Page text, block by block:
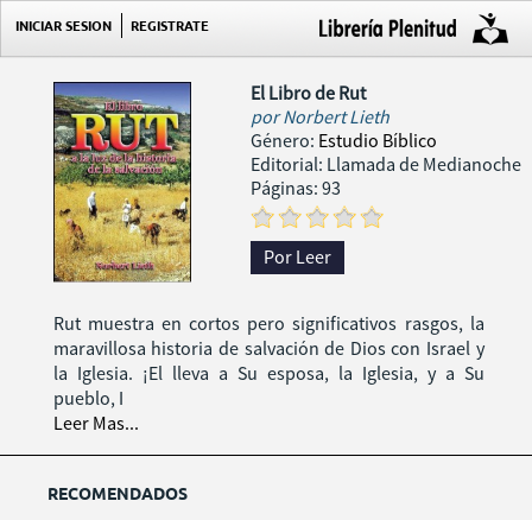
INICIAR SESION REGISTRATE
El Libro de Rut
porNorbert Lieth
Género: Estudio Bíblico
Editorial: Llamada de Medianoche
Páginas: 93
Por Leer
Rut muestra en cortos pero significativos rasgos, la
maravillosa historia de salvación de Dios con Israel y
la Iglesia. ¡El lleva a Su esposa, la Iglesia, y a Su
pueblo, I
Leer Mas...
RECOMENDADOS